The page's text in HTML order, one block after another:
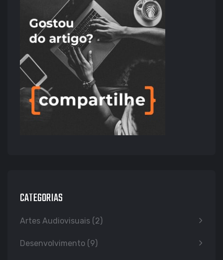
CATEGORIAS
Artes Audiovisuais (2)
Desenvolvimento (9)